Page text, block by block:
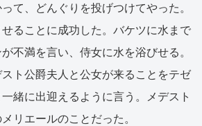
て、どんぐりを投げつけてやった。
ることに成功した。バケツに水まで
不満を言い、侍女に水を浴びせる。
ト公爵夫人と公女が来ることをテゼ
緒に出迎えるように言う。メデスト
リエールのことだった。